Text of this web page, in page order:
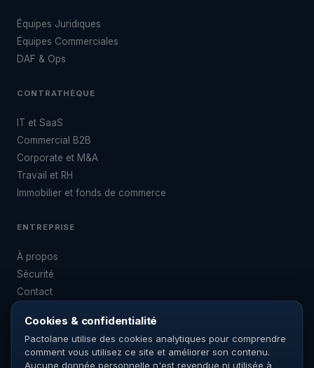
Équipes Juridiques
Équipes Commerciales
DAF & Ops
CONTRATHÈQUE
IT et SaaS
Commercial B2B
Corporate et M&A
Travail et RH
Immobilier et fonds de commerce
ENTREPRISE
À propos
Sécurité
Contact
Cookies & confidentialité
Pactolane utilise des cookies analytiques pour comprendre
comment vous utilisez ce site et améliorer son contenu.
Aucune donnée personnelle n'est revendue ni utilisée à